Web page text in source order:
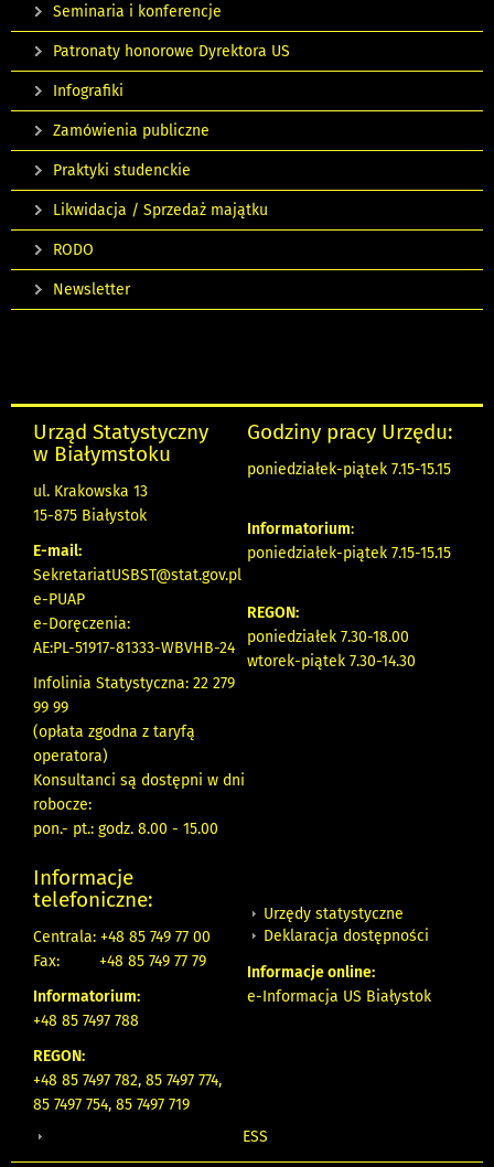
Seminaria i konferencje
Patronaty honorowe Dyrektora US
Infografiki
Zamówienia publiczne
Praktyki studenckie
Likwidacja / Sprzedaż majątku
RODO
Newsletter
Urząd Statystyczny
w Białymstoku
ul. Krakowska 13
15-875 Białystok
E-mail:
SekretariatUSBST@stat.gov.pl
e-PUAP
e-Doręczenia:
AE:PL-51917-81333-WBVHB-24
Infolinia Statystyczna: 22 279
99 99
(opłata zgodna z taryfą
operatora)
Konsultanci są dostępni w dni
robocze:
pon.- pt.: godz. 8.00 - 15.00
Godziny pracy Urzędu:
poniedziałek-piątek 7.15-15.15
Informatorium:
poniedziałek-piątek 7.15-15.15
REGON:
poniedziałek 7.30-18.00
wtorek-piątek 7.30-14.30
Informacje
telefoniczne:
Centrala: +48 85 749 77 00
Fax:
+48 85 749 77 79
Informatorium:
+48 85 7497 788
REGON:
+48 85 7497 782, 85 7497 774,
85 7497 754, 85 7497 719
Urzędy statystyczne
Deklaracja dostępności
Informacje online:
e-Informacja US Białystok
ESS